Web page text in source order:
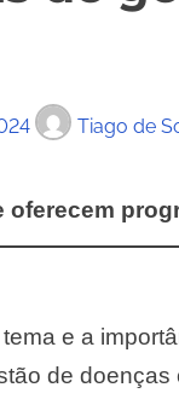
Tiago de
oferecem
e a
de doenças